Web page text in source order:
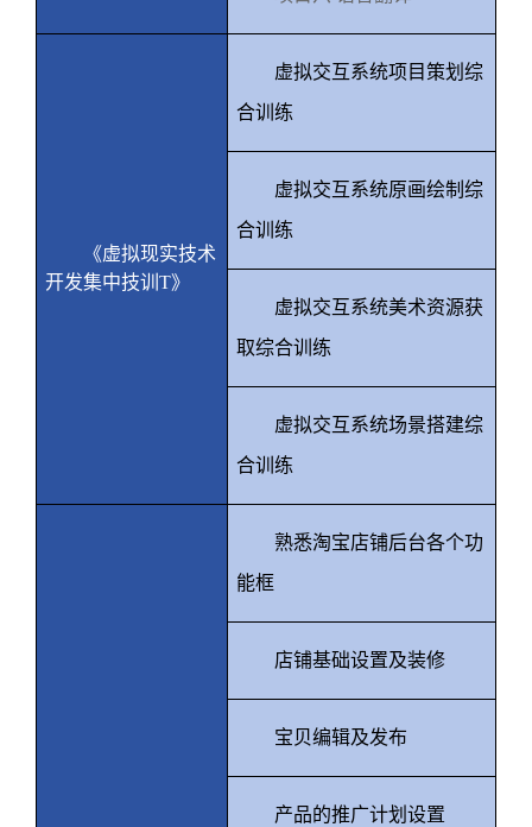
《虚拟现实技术
开发集中技训T》
虚拟交互系统项目策划综
合训练
虚拟交互系统原画绘制综
合训练
虚拟交互系统美术资源获
取综合训练
虚拟交互系统场景搭建综
合训练
熟悉淘宝店铺后台各个功
能框
店铺基础设置及装修
宝贝编辑及发布
产品的推广计划设置